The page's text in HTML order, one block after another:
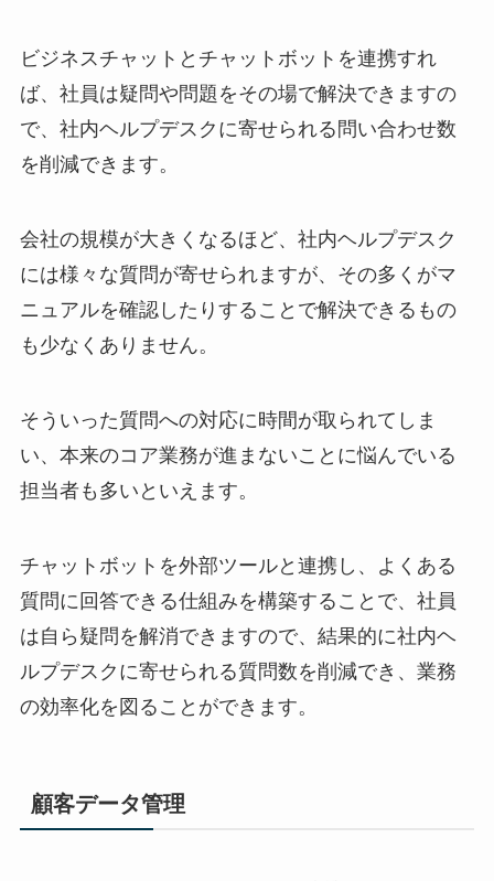
ビジネスチャットとチャットボットを連携すれ
ば、社員は疑問や問題をその場で解決できますの
で、社内ヘルプデスクに寄せられる問い合わせ数
を削減できます。
会社の規模が大きくなるほど、社内ヘルプデスク
には様々な質問が寄せられますが、その多くがマ
ニュアルを確認したりすることで解決できるもの
も少なくありません。
そういった質問への対応に時間が取られてしま
い、本来のコア業務が進まないことに悩んでいる
担当者も多いといえます。
チャットボットを外部ツールと連携し、よくある
質問に回答できる仕組みを構築することで、社員
は自ら疑問を解消できますので、結果的に社内ヘ
ルプデスクに寄せられる質問数を削減でき、業務
の効率化を図ることができます。
顧客データ管理